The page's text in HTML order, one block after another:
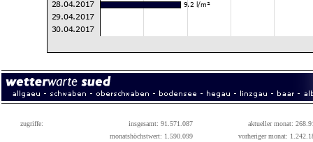
zugriffe: insgesamt: 91.571.087
aktueller monat:
monatshöchstwert: 1.590.099
vorheriger monat: